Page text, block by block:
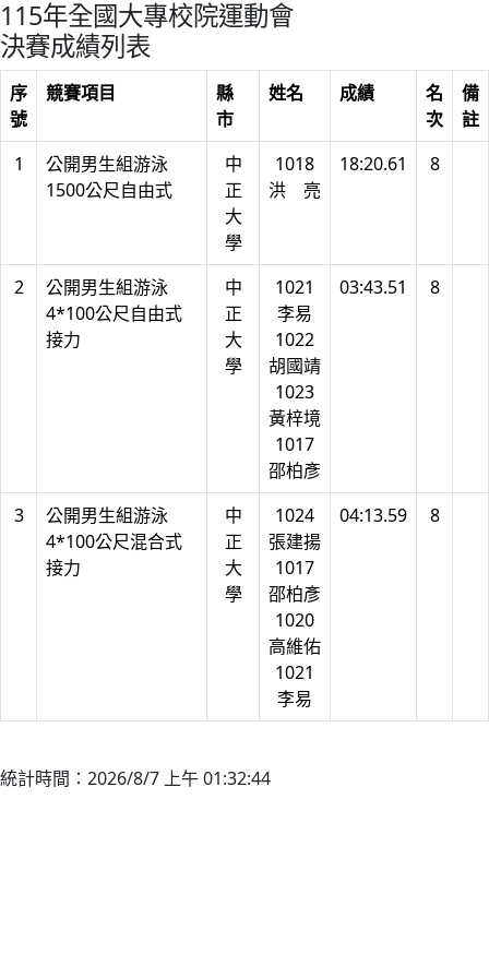
115年全國大專校院運動會
決賽成績列表
序
號
競賽項目
縣
市
姓名 成績
名
次
備
註
1
公開男生組游泳
1500公尺自由式
中
正
大
學
1018
洪 亮
18:20.61 8
2
公開男生組游泳
4*100公尺自由式
接力
中
正
大
學
1021
李易
1022
胡國靖
1023
黃梓境
1017
邵柏彥
03:43.51 8
3
公開男生組游泳
4*100公尺混合式
接力
中
正
大
學
1024
張建揚
1017
邵柏彥
1020
高維佑
1021
李易
04:13.59 8
統計時間：2026/8/7 上午 01:32:44